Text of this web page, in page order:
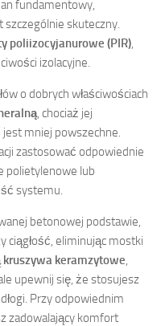
fundamentowy,
szczególnie skuteczny.
poliizocyjanurowe (PIR)
izolacyjne.
o dobrych właściwościach
, chociaż jej
mniej powszechne.
zastosować odpowiednie
polietylenowe lub
systemu.
betonowej podstawie,
ciągłość, eliminując mostki
kruszywa keramzytowe
upewnij się, że stosujesz
Przy odpowiednim
zadowalający komfort